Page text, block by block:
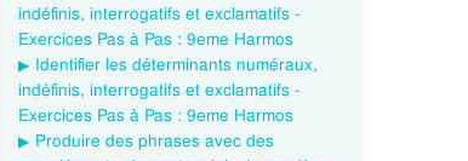
indéfinis, interrogatifs et exclamatifs -
Exercices Pas à Pas : 9eme Harmos
Identifier les déterminants numéraux,
indéfinis, interrogatifs et exclamatifs -
Exercices Pas à Pas : 9eme Harmos
Produire des phrases avec des